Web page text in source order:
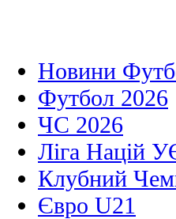
Новини
Футбол 2026
ЧС 2026
Ліга Націй
Клубний
Євро U21